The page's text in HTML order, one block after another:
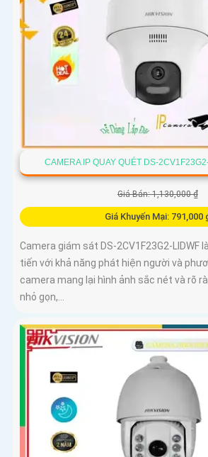
CAMERA IP QUAY QUÉT DS-
Giá Bán: 1,130,000 ₫
Giá Khuyến Mại: 791,000
Camera giám sát DS-2CV1F23G2-LIDWF
tiến với khả năng phát hiện người và
camera mang lại hình ảnh sắc nét và rõ
nhỏ gọn,...